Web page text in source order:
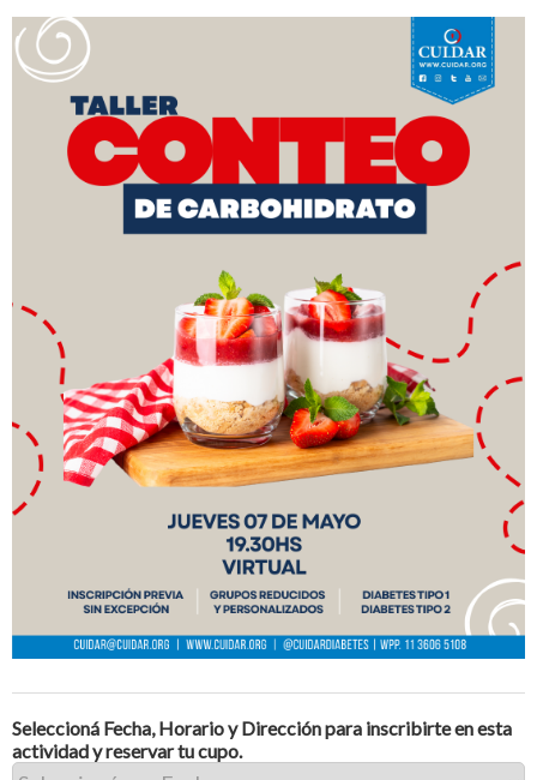
Seleccioná Fecha, Horario y Dirección para inscribirte en esta
actividad y reservar tu cupo.